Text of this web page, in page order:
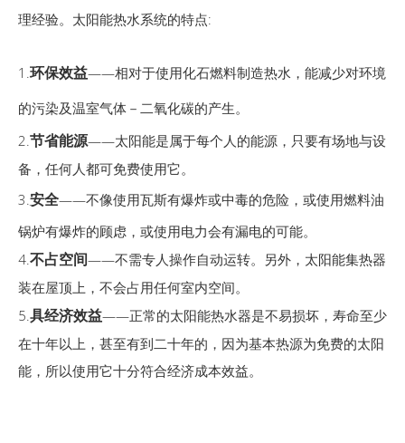
理经验。太阳能热水系统的特点:
1. 环保效益——相对于使用化石燃料制造热水，能减少对环境
的污染及温室气体 －二氧化碳的产生。
2. 节省能源——太阳能是属于每个人的能源，只要有场地与设
备，任何人都可免费使用它。
3. 安全——不像使用瓦斯有爆炸或中毒的危险，或使用燃料油
锅炉有爆炸的顾虑，或使用电力会有漏电的可能。
4. 不占空间——不需专人操作自动运转。另外，太阳能集热器
装在屋顶上，不会占用任何室内空间。
5. 具经济效益——正常的太阳能热水器是不易损坏，寿命至少
在十年以上，甚至有到二十年的，因为基本热源为免费的太阳
能，所以使用它十分符合经济成本效益。